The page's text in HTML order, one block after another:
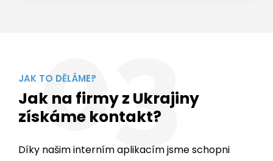
03
Jak na firmy z Ukrajiny
získáme kontakt?
Díky našim interním aplikacím jsme schopni
webových stránek a velmi rychle tak